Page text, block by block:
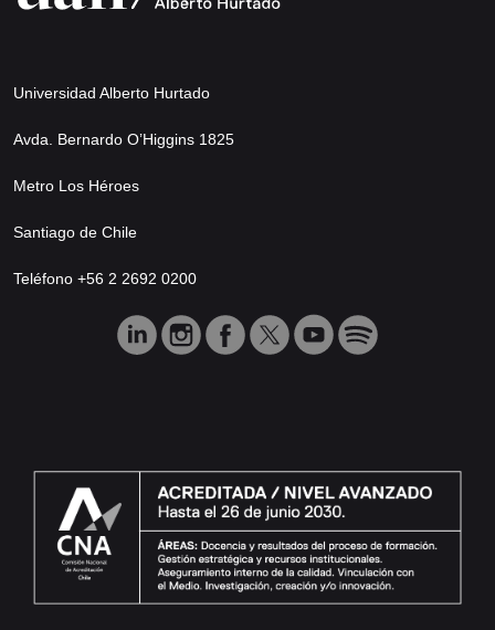
Universidad Alberto Hurtado
Avda. Bernardo O’Higgins 1825
Metro Los Héroes
Santiago de Chile
Teléfono +56 2 2692 0200